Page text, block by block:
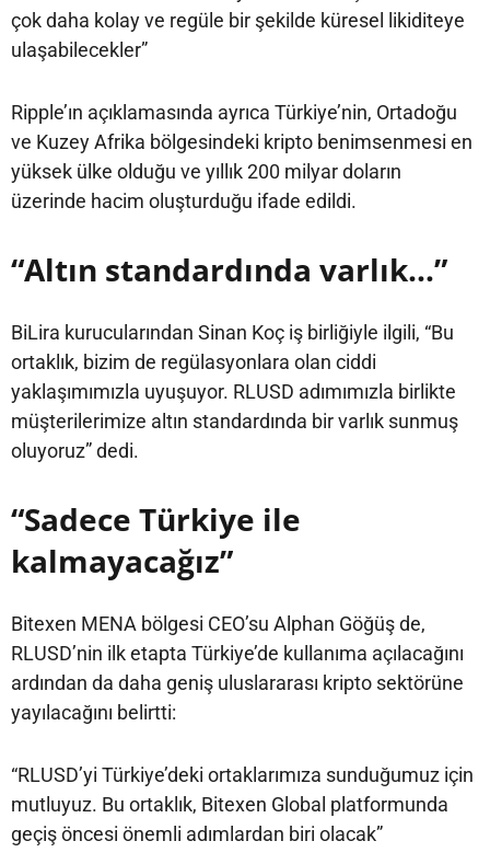
çok daha kolay ve regüle bir şekilde küresel likiditeye
ulaşabilecekler”
Ripple’ın açıklamasında ayrıca Türkiye’nin, Ortadoğu
ve Kuzey Afrika bölgesindeki kripto benimsenmesi en
yüksek ülke olduğu ve yıllık 200 milyar doların
üzerinde hacim oluşturduğu ifade edildi.
“Altın standardında varlık…”
BiLira kurucularından Sinan Koç iş birliğiyle ilgili, “Bu
ortaklık, bizim de regülasyonlara olan ciddi
yaklaşımımızla uyuşuyor. RLUSD adımımızla birlikte
müşterilerimize altın standardında bir varlık sunmuş
oluyoruz” dedi.
“Sadece Türkiye ile
kalmayacağız”
Bitexen MENA bölgesi CEO’su Alphan Göğüş de,
RLUSD’nin ilk etapta Türkiye’de kullanıma açılacağını
ardından da daha geniş uluslararası kripto sektörüne
yayılacağını belirtti:
“RLUSD’yi Türkiye’deki ortaklarımıza sunduğumuz için
mutluyuz. Bu ortaklık, Bitexen Global platformunda
geçiş öncesi önemli adımlardan biri olacak”